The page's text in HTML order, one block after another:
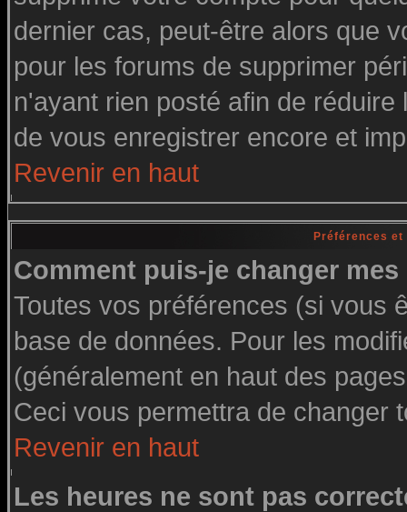
dernier cas, peut-être alors que
pour les forums de supprimer
n'ayant rien posté afin de
de vous enregistrer encore et
Revenir en haut
Préférences
Comment puis-je changer
Toutes vos préférences (si vous
base de données. Pour les
(généralement en haut des
Ceci vous permettra de changer
Revenir en haut
Les heures ne sont pas